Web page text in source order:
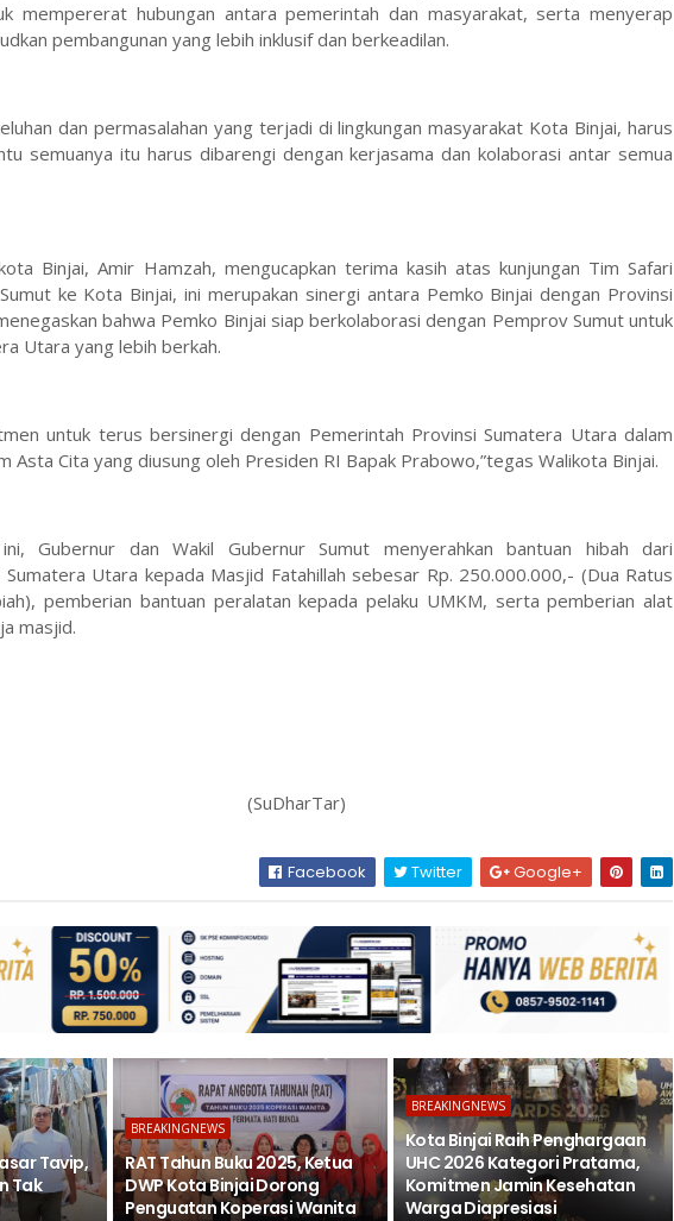
mempererat hubungan antara pemerintah dan masyarakat, serta menyerap
pembangunan yang lebih inklusif dan berkeadilan.
dan permasalahan yang terjadi di lingkungan masyarakat Kota Binjai, harus
semuanya itu harus dibarengi dengan kerjasama dan kolaborasi antar semua
Binjai, Amir Hamzah, mengucapkan terima kasih atas kunjungan Tim Safari
ke Kota Binjai, ini merupakan sinergi antara Pemko Binjai dengan Provinsi
bahwa Pemko Binjai siap berkolaborasi dengan Pemprov Sumut untuk
Utara yang lebih berkah.
untuk terus bersinergi dengan Pemerintah Provinsi Sumatera Utara dalam
Asta Cita yang diusung oleh Presiden RI Bapak Prabowo,”tegas Walikota Binjai.
Gubernur dan Wakil Gubernur Sumut menyerahkan bantuan hibah dari
Utara kepada Masjid Fatahillah sebesar Rp. 250.000.000,- (Dua Ratus
pemberian bantuan peralatan kepada pelaku UMKM, serta pemberian alat
masjid.
(SuDharTar)
Facebook Twitter Google+
Tavip,
Tak
BREAKINGNEWS
RAT Tahun Buku 2025, Ketua
DWP Kota Binjai Dorong
Penguatan Koperasi Wanita
BREAKINGNEWS
Kota Binjai Raih Penghargaan
UHC 2026 Kategori Pratama,
Komitmen Jamin Kesehatan
Warga Diapresiasi